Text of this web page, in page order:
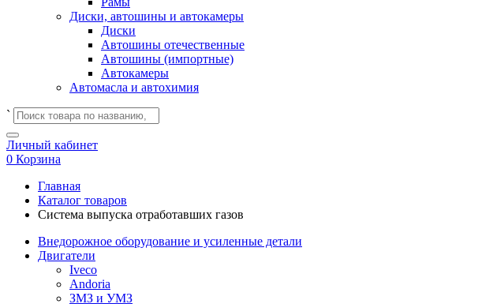
Диски, автошины и автокамеры
Диски
Автошины отечественные
Автошины (импортные)
Автокамеры
Автомасла и автохимия
`
Личный кабинет
0 Корзина
Главная
Каталог товаров
Система выпуска отработавших газов
Внедорожное оборудование и усиленные детали
Двигатели
Iveco
Andoria
ЗМЗ и УМЗ